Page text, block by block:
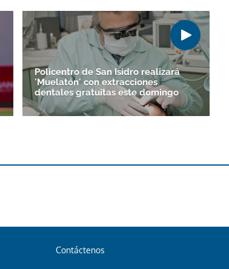
Policentro de San Isidro realizará
'Muelatón' con extracciones
dentales gratuitas este domingo
Contáctenos